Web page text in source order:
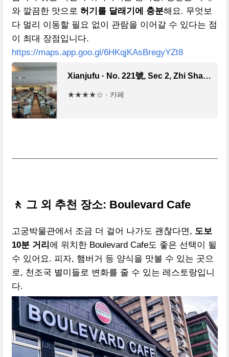
와 깔끔한 맛으로 허기를 달래기에 충분해요. 무엇보
다 멀리 이동할 필요 없이 관람을 이어갈 수 있다는 점
이 최대 장점입니다.
https://maps.app.goo.gl/6HKqjKAsBregyYZt8
Xianjufu · No. 221號, Sec 2, Zhi Shan Rd, Shilin District, Taipei City, 대만 111
★★★★☆ · 카페
🚶 그 외 추천 장소: Boulevard Cafe
고궁박물관에서 조금 더 걸어 나가도 괜찮다면, 도보
10분 거리 에 위치한 Boulevard Cafe도 좋은 선택이 될
수 있어요. 피자, 햄버거 등 양식을 맛볼 수 있는 곳으
로, 천조국 별미들로 변화를 줄 수 있는 레스토랑입니
다.